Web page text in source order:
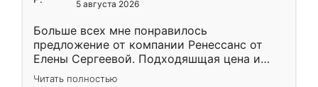
5 августа 2026
Больше всех мне понравилось
предложение от компании Ренессанс от
Елены Сергеевой. Подходяшщая цена и
короткие сроки изготовления. Приехавший
Читать полностью